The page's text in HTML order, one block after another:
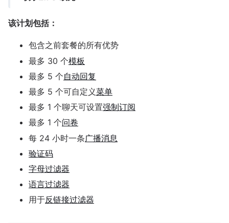
该计划包括：
包含之前套餐的所有优势
最多 30 个模板
最多 5 个自动回复
最多 5 个可自定义菜单
最多 1 个聊天可设置强制订阅
最多 1 个问卷
每 24 小时一条广播消息
验证码
字母过滤器
语言过滤器
用于反链接过滤器